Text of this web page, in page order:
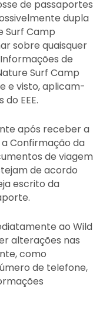
de passaportes
dupla
Surf Camp
sobre quaisquer
de
Surf Camp
e visto, aplicam-
EEE.
após receber a
Confirmação da
de viagem
de acordo
escrito da
ao Wild
alterações nas
como
de telefone,